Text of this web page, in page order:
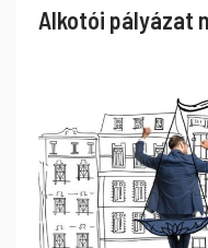
Alkotói pályázat